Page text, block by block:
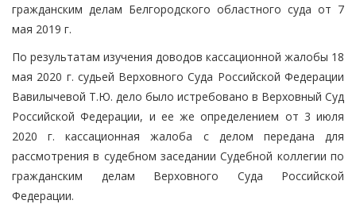
гражданским делам Белгородского областного суда от 7
мая 2019 г.
По результатам изучения доводов кассационной жалобы 18
мая 2020 г. судьей Верховного Суда Российской Федерации
Вавилычевой Т.Ю. дело было истребовано в Верховный Суд
Российской Федерации, и ее же определением от 3 июля
2020 г. кассационная жалоба с делом передана для
рассмотрения в судебном заседании Судебной коллегии по
гражданским делам Верховного Суда Российской
Федерации.